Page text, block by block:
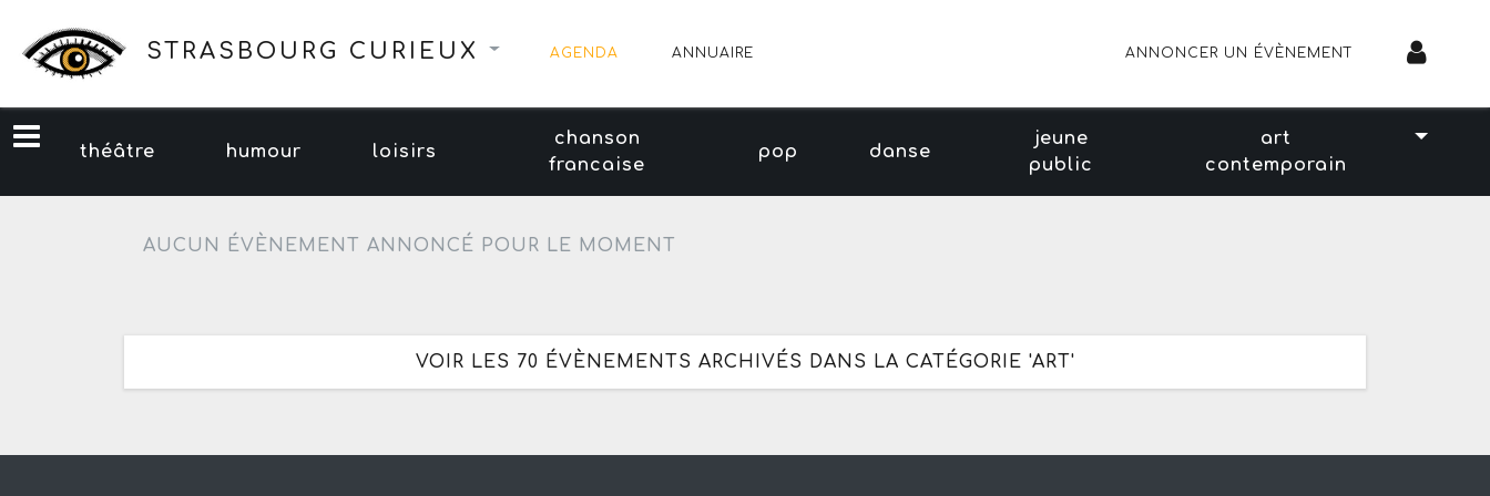
STRASBOURG CURIEUX AGENDA ANNUAIRE ANNONCER UN ÉVÈNEMENT
théâtre humour loisirs
chanson
francaise
pop danse
jeune
public
art
contemporain
AUCUN ÉVÈNEMENT ANNONCÉ POUR LE MOMENT
VOIR LES 70 ÉVÈNEMENTS ARCHIVÉS DANS LA CATÉGORIE 'ART'